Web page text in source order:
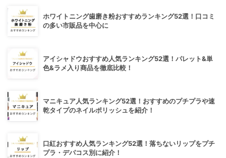
ホワイトニング歯磨き粉おすすめランキング52選！口コミ
の多い市販品を中心に
アイシャドウおすすめ人気ランキング52選！パレット&単
色&ラメ入り商品を徹底比較！
マニキュア人気ランキング52選！おすすめのプチプラや速
乾タイプのネイルポリッシュを紹介！
口紅おすすめ人気ランキング52選！落ちないリップをプチ
プラ・デパコス別に紹介！